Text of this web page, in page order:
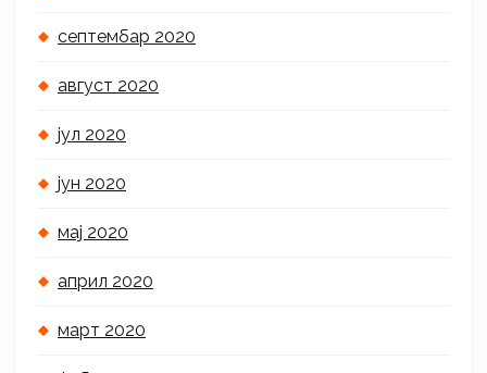
септембар 2020
август 2020
јул 2020
јун 2020
мај 2020
април 2020
март 2020